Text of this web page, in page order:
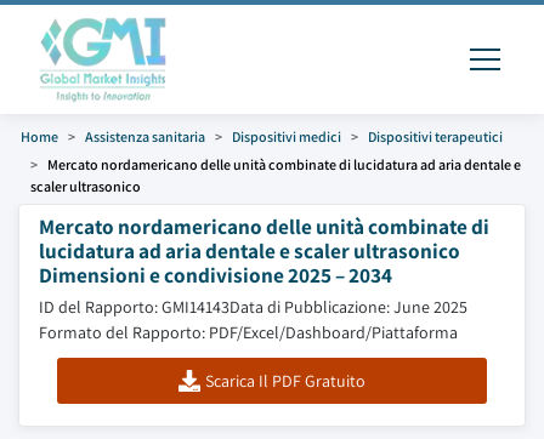
Home Assistenza sanitaria Dispositivi medici
Dispositivi terapeutici
Mercato nordamericano delle unità combinate di lucidatura ad aria dentale e
scaler ultrasonico
Mercato nordamericano delle unità combinate di
lucidatura ad aria dentale e scaler ultrasonico
Dimensioni e condivisione 2025 – 2034
ID del Rapporto: GMI14143Data di Pubblicazione: June 2025
Formato del Rapporto: PDF/Excel/Dashboard/Piattaforma
Scarica Il PDF Gratuito